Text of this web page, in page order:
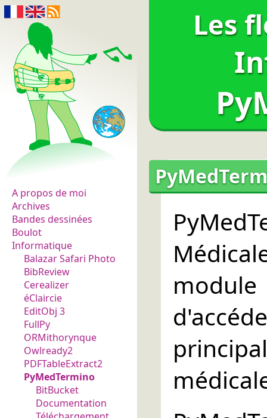
Les fleurs du normal
A propos de moi
Archives
Bandes dessinées
Boulot
Informatique
Balazar Safari Photo
BibReview
Cerealizer
éClaircie
EditObj 3
FullPy
ORMithorynque
Owlready2
PDFTableExtract2
PyMedTermino
BitBucket
Documentation
Les